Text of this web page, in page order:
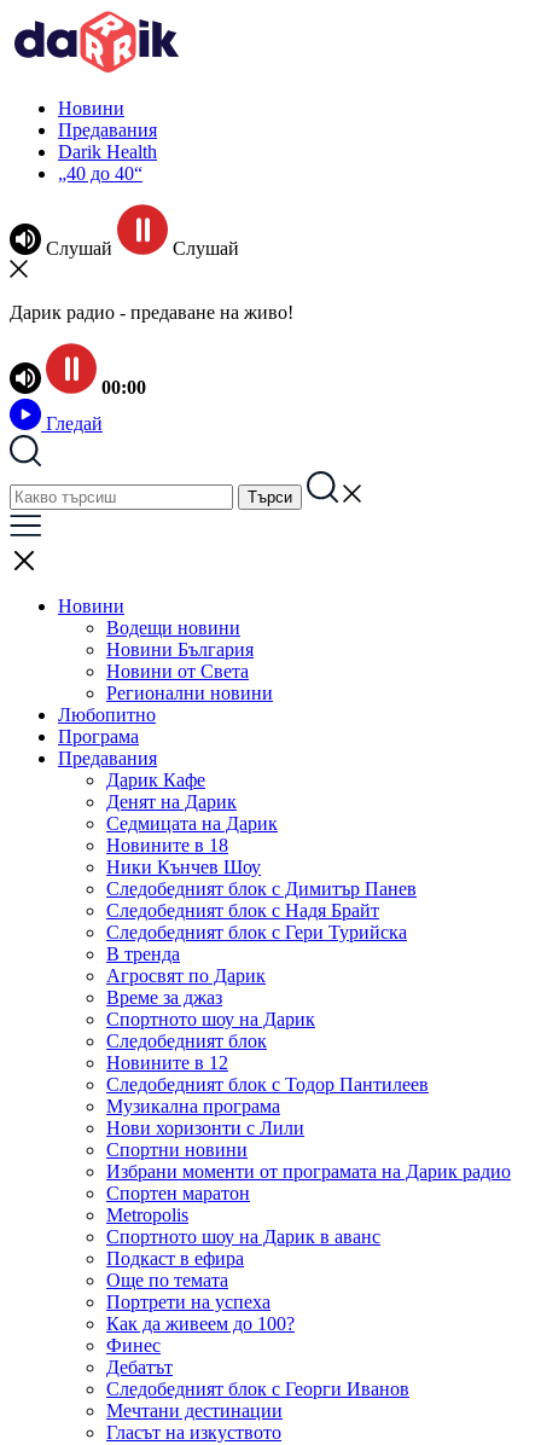
Новини
Предавания
Darik Health
„40 до 40“
Слушай Слушай
Дарик радио - предаване на живо!
00:00
Гледай
Новини
Водещи новини
Новини България
Новини от Света
Регионални новини
Любопитно
Програма
Предавания
Дарик Кафе
Денят на Дарик
Седмицата на Дарик
Новините в 18
Ники Кънчев Шоу
Следобедният блок с Димитър Панев
Следобедният блок с Надя Брайт
Следобедният блок с Гери Турийска
В тренда
Агросвят по Дарик
Време за джаз
Спортното шоу на Дарик
Следобедният блок
Новините в 12
Следобедният блок с Тодор Пантилеев
Музикална програма
Нови хоризонти с Лили
Спортни новини
Избрани моменти от програмата на Дарик радио
Спортен маратон
Metropolis
Спортното шоу на Дарик в аванс
Подкаст в ефира
Още по темата
Портрети на успеха
Как да живеем до 100?
Финес
Дебатът
Следобедният блок с Георги Иванов
Мечтани дестинации
Гласът на изкуството